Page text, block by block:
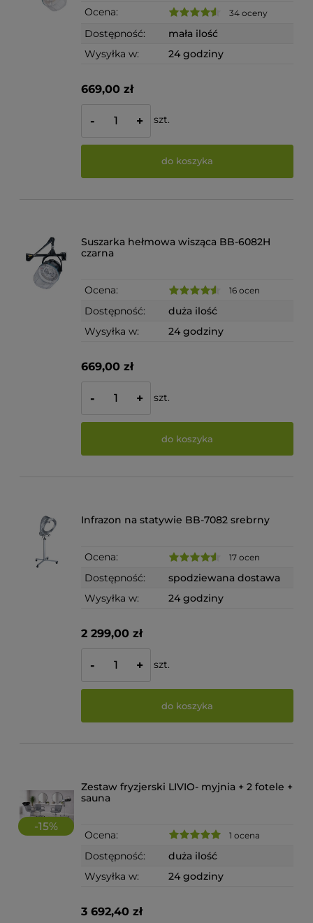
Ocena: 34 oceny
Dostępność:
mała ilość
Wysyłka w:
24 godziny
669,00 zł
- + szt.
do koszyka
Suszarka hełmowa wisząca BB-6082H
czarna
Ocena: 16 ocen
Dostępność:
duża ilość
Wysyłka w:
24 godziny
669,00 zł
- + szt.
do koszyka
Infrazon na statywie BB-7082 srebrny
Ocena: 17 ocen
Dostępność:
spodziewana dostawa
Wysyłka w:
24 godziny
2 299,00 zł
- + szt.
do koszyka
-15%
Zestaw fryzjerski LIVIO- myjnia + 2 fotele +
sauna
Ocena: 1 ocena
Dostępność:
duża ilość
Wysyłka w:
24 godziny
3 692,40 zł